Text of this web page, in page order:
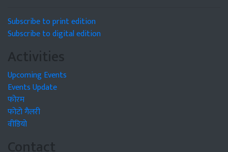
Subscribe to print edition
Subscribe to digital edition
Activities
Upcoming Events
Events Update
फोरम
फोटो गैलरी
वीडियो
Contact